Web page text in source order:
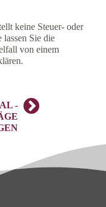
keine Steuer- oder
Sie die
von einem
-